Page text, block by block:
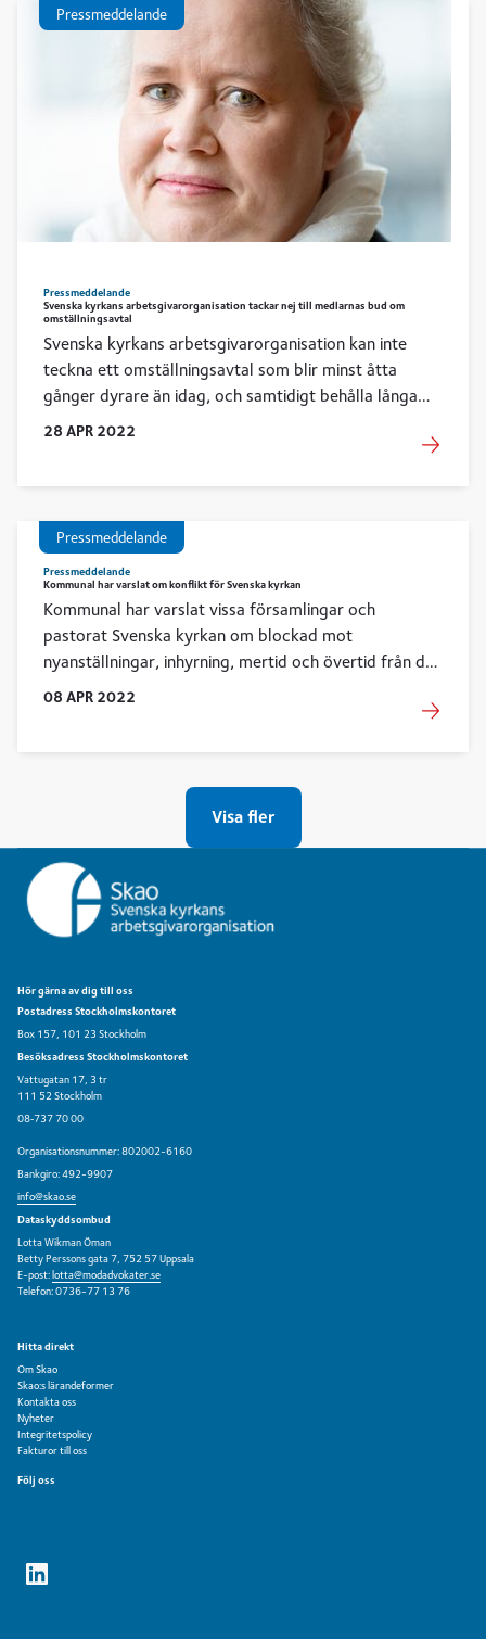
Pressmeddelande
Pressmeddelande
Svenska kyrkans arbetsgivarorganisation tackar nej till medlarnas bud om
omställningsavtal
Svenska kyrkans arbetsgivarorganisation kan inte
teckna ett omställningsavtal som blir minst åtta
gånger dyrare än idag, och samtidigt behålla långa
uppsägningstider och den unikt kostsamma
kyrkans arbetsgivarorganisation tackat nej till
medlarnas slutbud.
28 APR 2022
Pressmeddelande
Pressmeddelande
Kommunal har varslat om konflikt för Svenska kyrkan
Kommunal har varslat vissa församlingar och
pastorat Svenska kyrkan om blockad mot
nyanställningar, inhyrning, mertid och övertid från den
22 april 2022 och om strejk från och med den 27
08 APR 2022
Visa fler
Hör gärna av dig till oss
Postadress Stockholmskontoret
Box 157, 101 23 Stockholm
Besöksadress Stockholmskontoret
Vattugatan 17, 3 tr
111 52 Stockholm
08‑737 70 00
Organisationsnummer: 802002-6160
Bankgiro: 492-9907
info@skao.se
Dataskyddsombud
Lotta Wikman Öman
Betty Perssons gata 7, 752 57 Uppsala
E-post: lotta@modadvokater.se
Telefon: 0736-77 13 76
Hitta direkt
Om Skao
Skao:s lärandeformer
Kontakta oss
Nyheter
Integritetspolicy
Fakturor till oss
Följ oss